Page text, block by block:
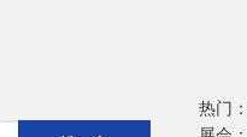
热门：